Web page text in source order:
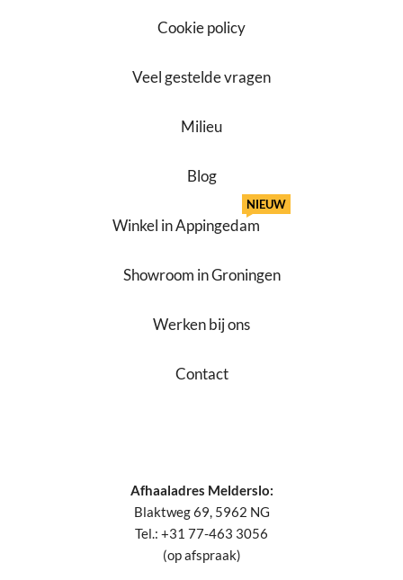
Cookie policy
Veel gestelde vragen
Milieu
Blog
Winkel in Appingedam
NIEUW
Showroom in Groningen
Werken bij ons
Contact
Afhaaladres Melderslo:
Blaktweg 69, 5962 NG
Tel.: +31 77-463 3056
(op afspraak)